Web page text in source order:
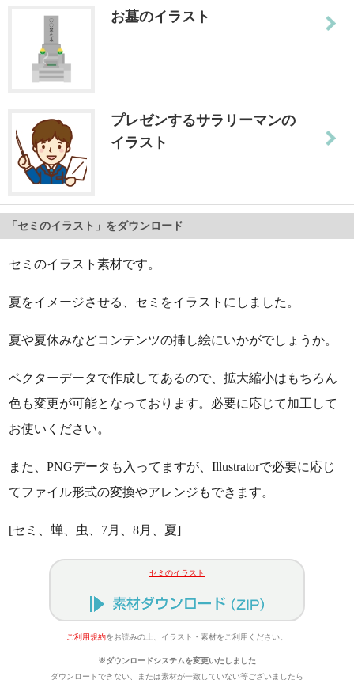
お墓のイラスト
プレゼンするサラリーマンの
イラスト
「セミのイラスト」をダウンロード
セミのイラスト素材です。
夏をイメージさせる、セミをイラストにしました。
夏や夏休みなどコンテンツの挿し絵にいかがでしょうか。
ベクターデータで作成してあるので、拡大縮小はもちろん
色も変更が可能となっております。必要に応じて加工して
お使いください。
また、PNGデータも入ってますが、Illustratorで必要に応じ
てファイル形式の変換やアレンジもできます。
[セミ、蝉、虫、7月、8月、夏]
セミのイラスト
ご利用規約をお読みの上、イラスト・素材をご利用ください。
※ダウンロードシステムを変更いたしました
ダウンロードできない、または素材が一致していない等ございましたら